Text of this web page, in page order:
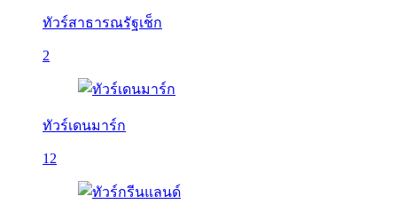
ทัวร์สาธารณรัฐเช็ก
2
ทัวร์เดนมาร์ก
12